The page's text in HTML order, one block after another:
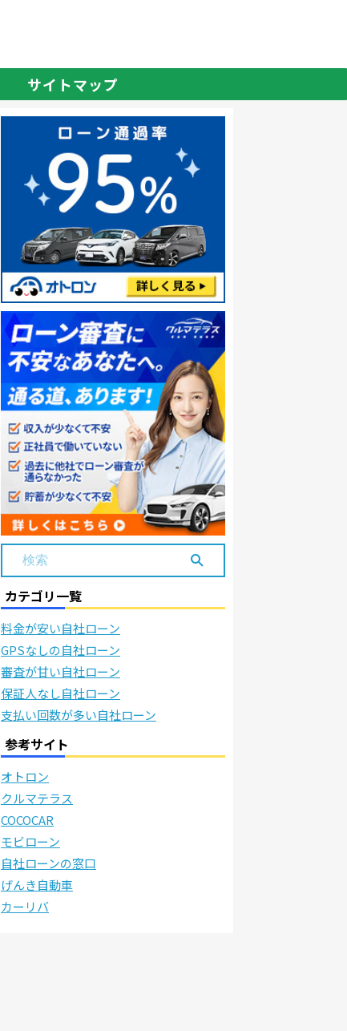
サイトマップ
カテゴリ一覧
料金が安い自社ローン
GPSなしの自社ローン
審査が甘い自社ローン
保証人なし自社ローン
支払い回数が多い自社ローン
参考サイト
オトロン
クルマテラス
COCOCAR
モビローン
自社ローンの窓口
げんき自動車
カーリバ